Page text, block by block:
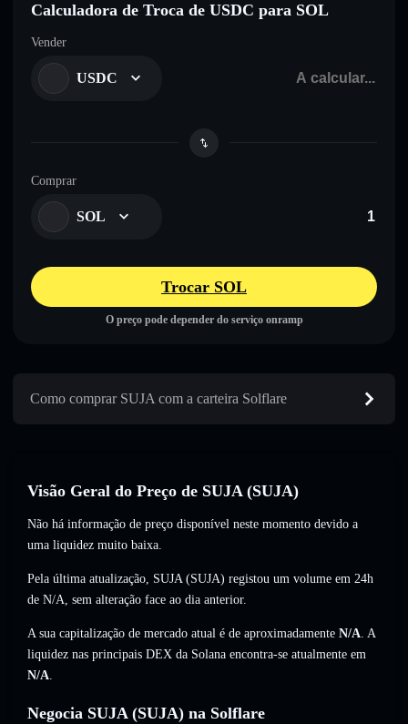
Calculadora de Troca de USDC para SOL
Vender
USDC
Comprar
SOL
Trocar SOL
O preço pode depender do serviço onramp
Como comprar SUJA com a carteira Solflare
Visão Geral do Preço de SUJA (SUJA)
Não há informação de preço disponível neste momento devido a
uma liquidez muito baixa.
Pela última atualização, SUJA (SUJA) registou um volume em 24h
de N/A, sem alteração face ao dia anterior.
A sua capitalização de mercado atual é de aproximadamente N/A. A
liquidez nas principais DEX da Solana encontra-se atualmente em
N/A.
Negocia SUJA (SUJA) na Solflare